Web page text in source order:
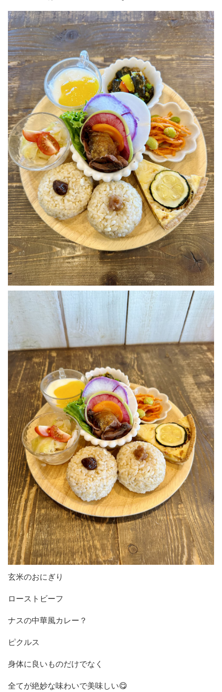
玄米のおにぎり
ローストビーフ
ナスの中華風カレー？
ピクルス
身体に良いものだけでなく
全てが絶妙な味わいで美味しい😋